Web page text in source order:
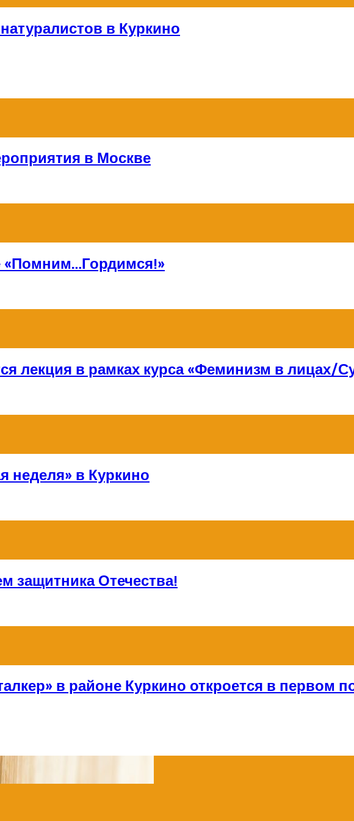
в Куркино
в Москве
«Помним…Гордимся!»
лекция в рамках курса «Феминизм в лицах/
неделя» в Куркино
защитника Отечества!
в районе Куркино откроется в первом